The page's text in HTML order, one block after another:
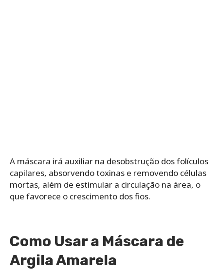
A máscara irá auxiliar na desobstrução dos folículos
capilares, absorvendo toxinas e removendo células
mortas, além de estimular a circulação na área, o
que favorece o crescimento dos fios.
Como Usar a Máscara de
Argila Amarela